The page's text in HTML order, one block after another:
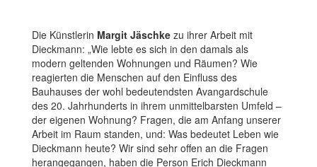
Die Künstlerin Margit Jäschke zu ihrer Arbeit mit
Dieckmann: „Wie lebte es sich in den damals als
modern geltenden Wohnungen und Räumen? Wie
reagierten die Menschen auf den Einfluss des
Bauhauses der wohl bedeutendsten Avangardschule
des 20. Jahrhunderts in ihrem unmittelbarsten Umfeld –
der eigenen Wohnung? Fragen, die am Anfang unserer
Arbeit im Raum standen, und: Was bedeutet Leben wie
Dieckmann heute? Wir sind sehr offen an die Fragen
herangegangen, haben die Person Erich Dieckmann